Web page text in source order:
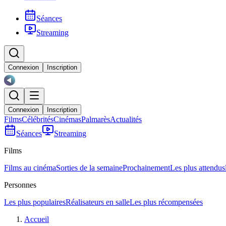
Séances
Streaming
Connexion Inscription
Connexion Inscription
FilmsCélébritésCinémasPalmarèsActualités
Séances
Streaming
Films
Films au cinémaSorties de la semaineProchainementLes plus attendus
Personnes
Les plus populairesRéalisateurs en salleLes plus récompensées
Accueil